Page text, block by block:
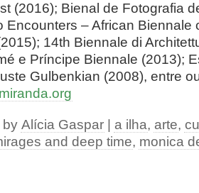
(2016); Bienal de Fotografia
Encounters – African Biennale
14th Biennale di
e Príncipe Biennale (2013);
Gulbenkian (2008), entre
by Alícia Gaspar a ilha, arte,
and deep time, monica